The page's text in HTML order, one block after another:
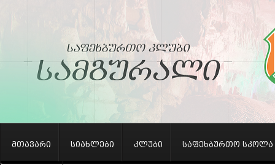
მთავარი სიახლები კლუბი საფეხბურთო სკოლა